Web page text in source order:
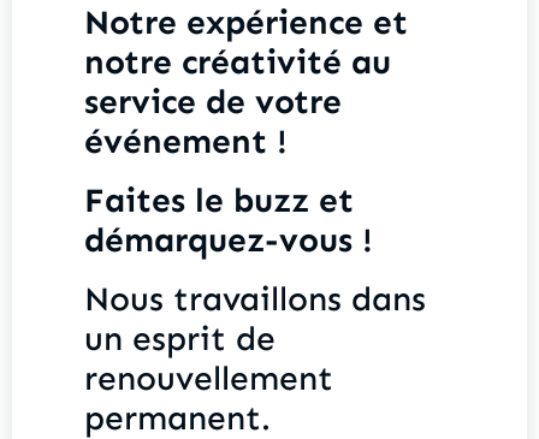
Notre expérience et
notre créativité au
service de votre
événement !
Faites le buzz et
démarquez-vous !
Nous travaillons dans
un esprit de
renouvellement
permanent.